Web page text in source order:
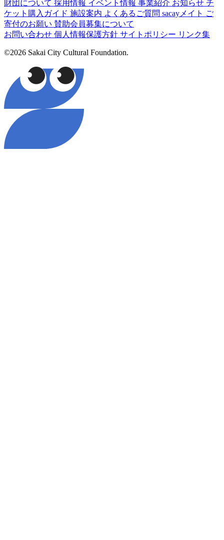
財団について 採用情報 イベント情報 事業紹介 お知らせ チ
ケット購入ガイド 施設案内 よくあるご質問 sacayメイト ご
寄付のお願い 賛助会員募集について
お問い合わせ 個人情報保護方針 サイトポリシー リンク集
©2026 Sakai City Cultural Foundation.